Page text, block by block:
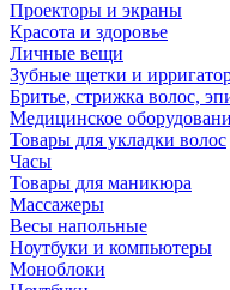
Проекторы и экраны
Красота и здоровье
Личные вещи
Зубные щетки и
Бритье, стрижка волос,
Медицинское
Товары для укладки волос
Часы
Товары для маникюра
Массажеры
Весы напольные
Ноутбуки и компьютеры
Моноблоки